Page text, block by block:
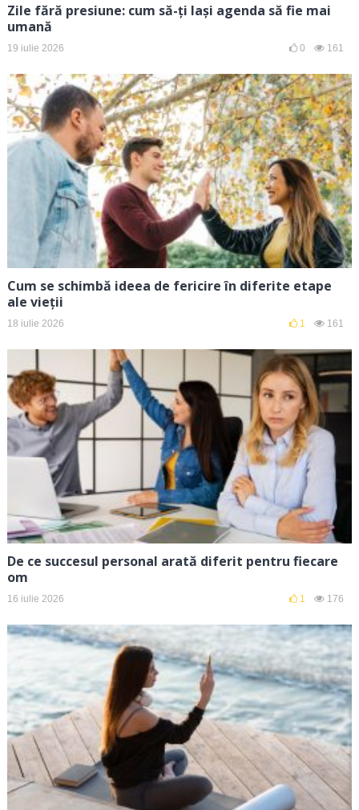
Zile fără presiune: cum să-ți lași agenda să fie mai
umană
19 iulie 2026 0 161
Cum se schimbă ideea de fericire în diferite etape
ale vieții
18 iulie 2026 1 161
De ce succesul personal arată diferit pentru fiecare
om
16 iulie 2026 1 176